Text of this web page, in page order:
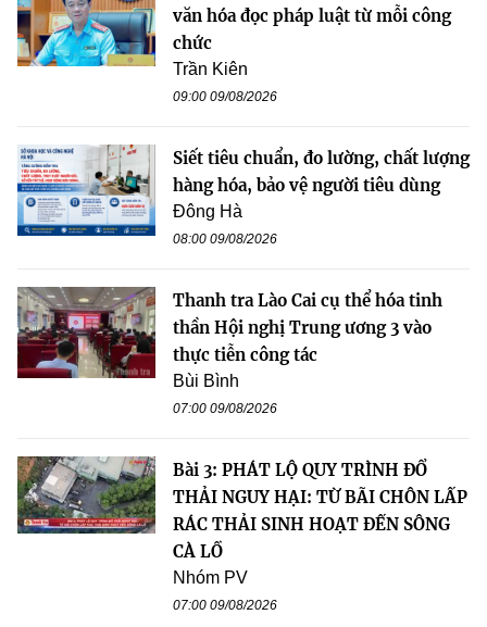
văn hóa đọc pháp luật từ mỗi công
chức
Trần Kiên
09:00 09/08/2026
Siết tiêu chuẩn, đo lường, chất lượng
hàng hóa, bảo vệ người tiêu dùng
Đông Hà
08:00 09/08/2026
Thanh tra Lào Cai cụ thể hóa tinh
thần Hội nghị Trung ương 3 vào
thực tiễn công tác
Bùi Bình
07:00 09/08/2026
Bài 3: PHÁT LỘ QUY TRÌNH ĐỔ
THẢI NGUY HẠI: TỪ BÃI CHÔN LẤP
RÁC THẢI SINH HOẠT ĐẾN SÔNG
CÀ LỒ
Nhóm PV
07:00 09/08/2026